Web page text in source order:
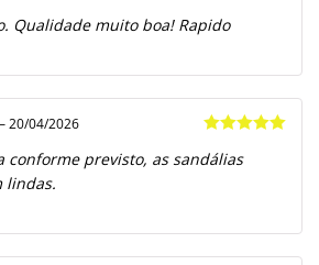
de 5
Qualidade muito boa! Rapido
de 5
– 20/04/2026
conforme previsto, as sandálias
lindas.